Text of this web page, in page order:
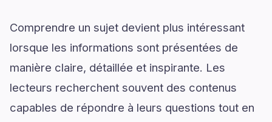
Comprendre un sujet devient plus intéressant
lorsque les informations sont présentées de
manière claire, détaillée et inspirante. Les
lecteurs recherchent souvent des contenus
capables de répondre à leurs questions tout en